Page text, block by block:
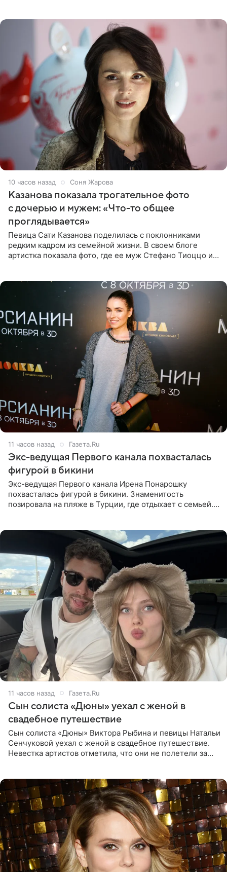
10 часов назад Соня Жарова
Казанова показала трогательное фото
с дочерью и мужем: «Что-то общее
проглядывается»
Певица Сати Казанова поделилась с поклонниками
редким кадром из семейной жизни. В своем блоге
артистка показала фото, где ее муж Стефано Тиоццо и
11 часов назад Газета.Ru
Экс-ведущая Первого канала похвасталась
фигурой в бикини
Экс-ведущая Первого канала Ирена Понарошку
похвасталась фигурой в бикини. Знаменитость
позировала на пляже в Турции, где отдыхает с семьей.
11 часов назад Газета.Ru
Сын солиста «Дюны» уехал с женой в
свадебное путешествие
Сын солиста «Дюны» Виктора Рыбина и певицы Натальи
Сенчуковой уехал с женой в свадебное путешествие.
Невестка артистов отметила, что они не полетели за